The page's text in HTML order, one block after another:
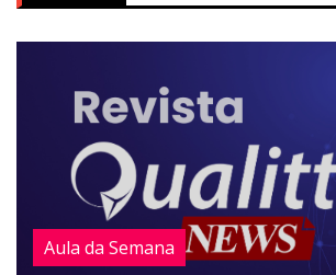
Aula da Semana